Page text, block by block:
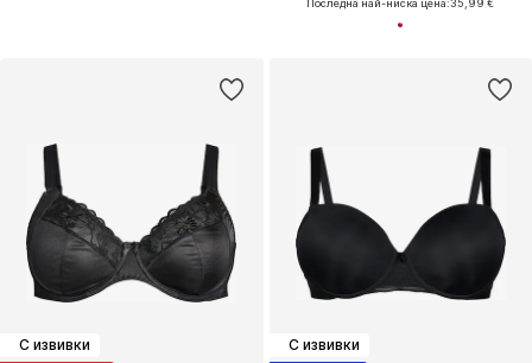
Последна най-ниска цена:35,99 €
С извивки
С извивки